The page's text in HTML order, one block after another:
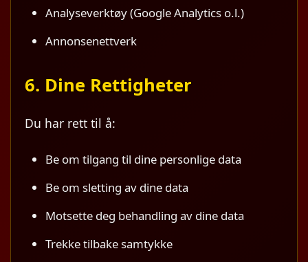
Analyseverktøy (Google Analytics o.l.)
Annonsenettverk
6. Dine Rettigheter
Du har rett til å:
Be om tilgang til dine personlige data
Be om sletting av dine data
Motsette deg behandling av dine data
Trekke tilbake samtykke